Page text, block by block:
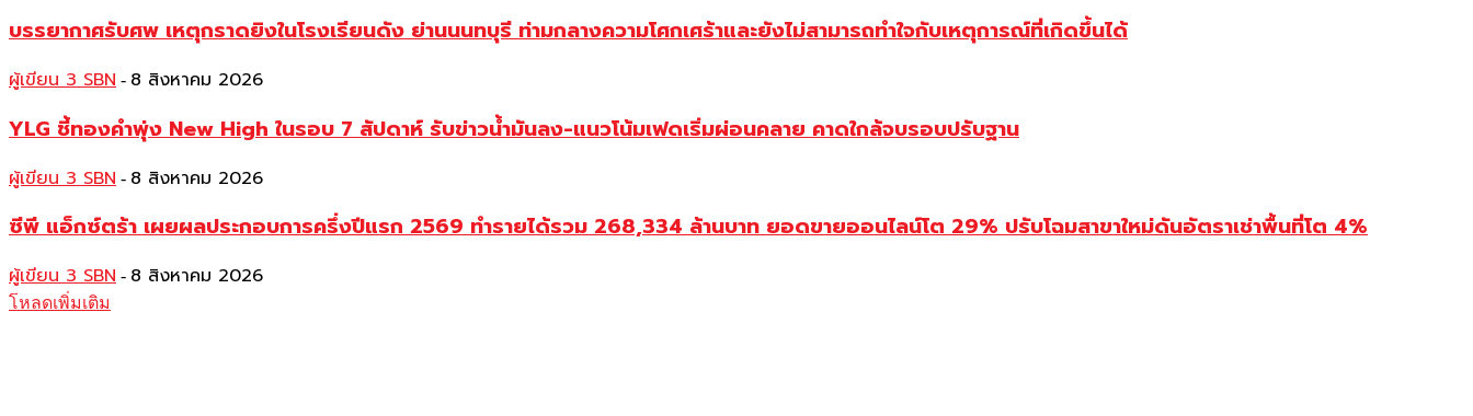
บรรยากาศรับศพ เหตุกราดยิงในโรงเรียนดัง ย่านนนทบุรี ท่ามกลางความโศกเศร้าและยังไม่สามารถทำใจกับเหตุการณ์ที่เกิดขึ้นได้
ผู้เขียน 3 SBN - 8 สิงหาคม 2026
YLG ชี้ทองคำพุ่ง New High ในรอบ 7 สัปดาห์ รับข่าวน้ำมันลง-แนวโน้มเฟดเริ่มผ่อนคลาย คาดใกล้จบรอบปรับฐาน
ผู้เขียน 3 SBN - 8 สิงหาคม 2026
ซีพี แอ็กซ์ตร้า เผยผลประกอบการครึ่งปีแรก 2569 ทำรายได้รวม 268,334 ล้านบาท ยอดขายออนไลน์โต 29% ปรับโฉมสาขาใหม่ดันอัตราเช่าพื้นที่โต 4%
ผู้เขียน 3 SBN - 8 สิงหาคม 2026
โหลดเพิ่มเติม